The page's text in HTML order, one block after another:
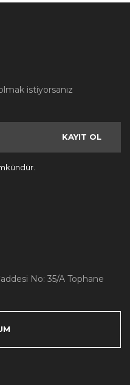
istiyorsanız
KAYIT OL
No: 35/A Tophane